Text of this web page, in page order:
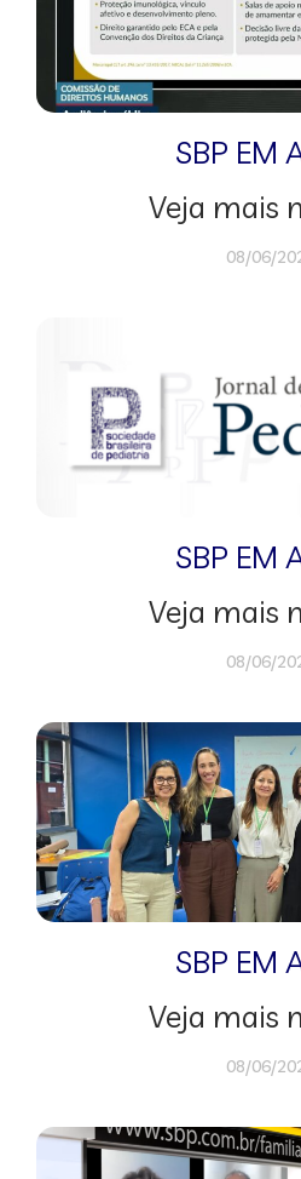
SBP EM
Veja mais
08/06/
SBP EM
Veja mais
08/06/
SBP EM
Veja mais
08/06/